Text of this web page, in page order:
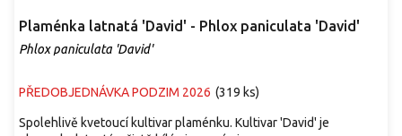
Plaménka latnatá 'David' - Phlox paniculata 'David'
Phlox paniculata 'David'
PŘEDOBJEDNÁVKA PODZIM 2026 (319 ks)
Spolehlivě kvetoucí kultivar plaménku. Kultivar 'David' je